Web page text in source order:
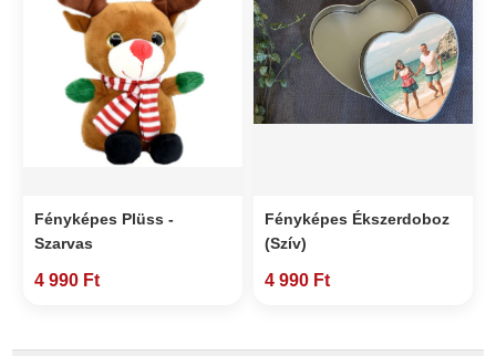
Fényképes Plüss -
Szarvas
4 990 Ft
Fényképes Ékszerdoboz
(Szív)
4 990 Ft